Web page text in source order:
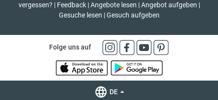
vergessen? | Feedback | Angebote lesen | Angebot aufgeben |
Gesuche lesen | Gesuch aufgeben
Folge uns auf
DE